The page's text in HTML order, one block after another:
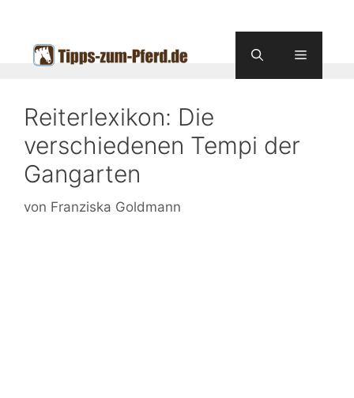
springen
Menü
Reiterlexikon: Die
verschiedenen Tempi der
Gangarten
von Franziska Goldmann